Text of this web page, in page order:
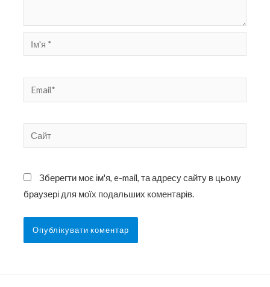
Ім'я
*
Email*
Сайт
Зберегти моє ім'я, e-mail, та адресу сайту в цьому
браузері для моїх подальших коментарів.